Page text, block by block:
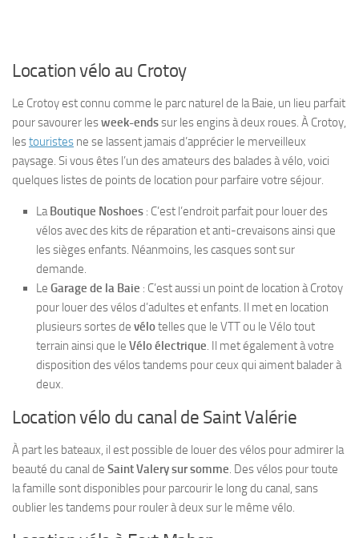
Location vélo au Crotoy
Le Crotoy est connu comme le parc naturel de la Baie, un lieu parfait
pour savourer lesweek-endssur les engins à deux roues. À Crotoy,
lestouristes ne se lassent jamais d’apprécier le merveilleux
paysage. Si vous êtes l’un des amateurs des balades à vélo, voici
quelques listes de points de location pour parfaire votre séjour.
LaBoutique Noshoes : C’est l’endroit parfait pour louer des
vélos avec des kits de réparation et anti-crevaisons ainsi que
les sièges enfants. Néanmoins, les casques sont sur
demande.
Le Garage de la Baie : C’est aussi un point de location à Crotoy
pour louer des vélos d’adultes et enfants. Il met en location
plusieurs sortes de vélotelles que le VTT ou le Vélo tout
terrain ainsi que le Vélo électrique. Il met également à votre
disposition des vélos tandems pour ceux qui aiment balader à
deux.
Location vélo du canal de Saint Valérie
À part les bateaux, il est possible de louer des vélos pour admirer la
beauté du canal de Saint Valery sur somme. Des vélos pour toute
la famille sont disponibles pour parcourir le long du canal, sans
oublier les tandems pour rouler à deux sur le même vélo.